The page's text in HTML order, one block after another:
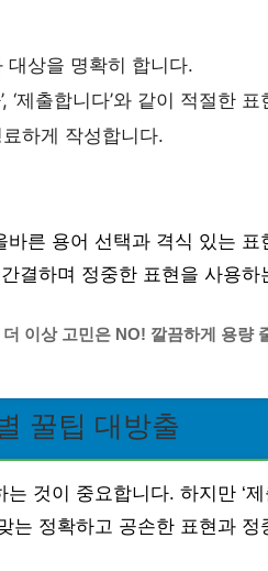
대상을 명확히 합니다.
‘제출합니다’와 같이 적절한
하게 작성합니다.
른 용어 선택과 격식 있는
결하며 정중한 표현을 사용하
이상 고민은 NO! 깔끔하게 용량
꿀팁 대방출
것이 중요합니다. 하지만 ‘
는 정확하고 공손한 표현과